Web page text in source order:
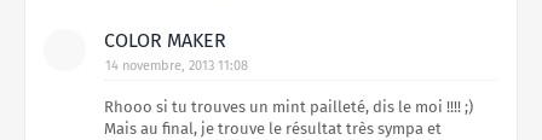
COLOR MAKER
14 novembre, 2013 11:08
Rhooo si tu trouves un mint pailleté, dis le moi !!!! ;)
Mais au final, je trouve le résultat très sympa et